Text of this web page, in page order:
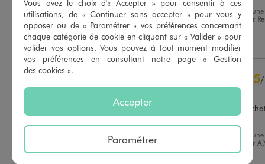
Trier les avis
Avis du
, suite à une
expérience du16/07/2026 par
Utile(0) Signaler
5/
Avis vérifié et récompensé
Je suis contente de mon
les salariés sont gentils.
, suite à une
par
Vous avez le choix d'« Accepter » pour consentir à ces
utilisations, de « Continuer sans accepter » pour vous y
opposer ou de « Paramétrer » vos préférences concernant
chaque catégorie de cookie en cliquant sur « Valider » pour
valider vos options. Vous pouvez à tout moment modifier
vos préférences en consultant notre page « Gestion
des cookies ».
Accepter
Paramétrer